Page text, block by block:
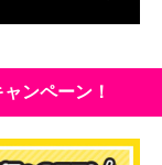
ンペーン！